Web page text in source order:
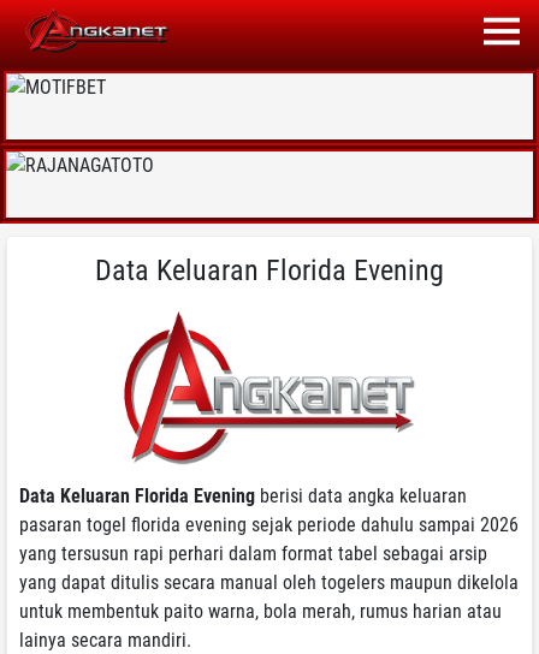
Data Keluaran Florida Evening
Data Keluaran Florida Evening berisi data angka keluaran
pasaran togel florida evening sejak periode dahulu sampai 2026
yang tersusun rapi perhari dalam format tabel sebagai arsip
yang dapat ditulis secara manual oleh togelers maupun dikelola
untuk membentuk paito warna, bola merah, rumus harian atau
lainya secara mandiri.